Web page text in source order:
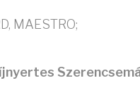
MAESTRO;